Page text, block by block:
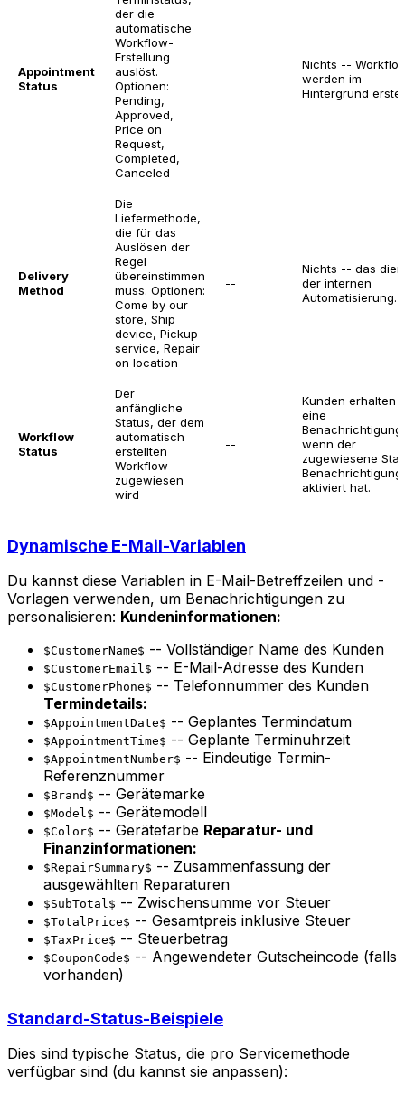
Appointment
Status
der die
automatische
Workflow-
Erstellung
auslöst.
Optionen:
Pending,
Approved,
Price on
Request,
Completed,
Canceled
--
Nichts --
werden im
Hintergrund
Delivery
Method
Die
Liefermethode,
die für das
Auslösen der
Regel
übereinstimmen
muss. Optionen:
Come by our
store, Ship
device, Pickup
service, Repair
on location
--
Nichts -- das
der internen
Automatisierung.
Workflow
Status
Der
anfängliche
Status, der dem
automatisch
erstellten
Workflow
zugewiesen
wird
--
Kunden erhalten
eine
Benachrichtigung,
wenn der
zugewiesene
aktiviert hat.
Dynamische E-Mail-Variablen
Du kannst diese Variablen in E-Mail-Betreffzeilen und -
Vorlagen verwenden, um Benachrichtigungen zu
personalisieren: Kundeninformationen:
$CustomerName$ -- Vollständiger Name des Kunden
$CustomerEmail$ -- E-Mail-Adresse des Kunden
$CustomerPhone$ -- Telefonnummer des Kunden
Termindetails:
$AppointmentDate$ -- Geplantes Termindatum
$AppointmentTime$ -- Geplante Terminuhrzeit
$AppointmentNumber$ -- Eindeutige Termin-
Referenznummer
$Brand$ -- Gerätemarke
$Model$ -- Gerätemodell
$Color$ -- Gerätefarbe Reparatur- und
Finanzinformationen:
$RepairSummary$ -- Zusammenfassung der
ausgewählten Reparaturen
$SubTotal$ -- Zwischensumme vor Steuer
$TotalPrice$ -- Gesamtpreis inklusive Steuer
$TaxPrice$ -- Steuerbetrag
$CouponCode$ -- Angewendeter Gutscheincode (falls
vorhanden)
Standard-Status-Beispiele
Dies sind typische Status, die pro Servicemethode
verfügbar sind (du kannst sie anpassen):